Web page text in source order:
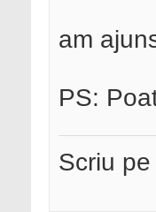
am
PS:
Scriu